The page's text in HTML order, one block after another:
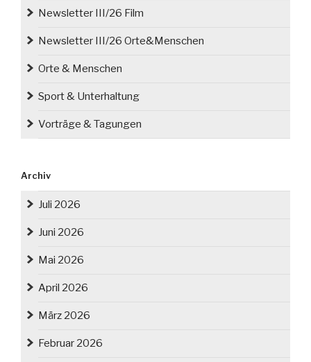
Newsletter III/26 Film
Newsletter III/26 Orte&Menschen
Orte & Menschen
Sport & Unterhaltung
Vorträge & Tagungen
Archiv
Juli 2026
Juni 2026
Mai 2026
April 2026
März 2026
Februar 2026